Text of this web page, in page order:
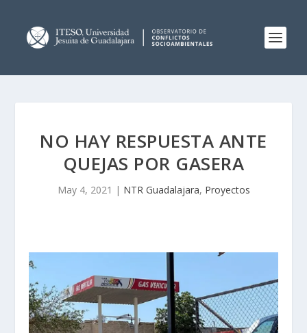
NO HAY RESPUESTA ANTE
QUEJAS POR GASERA
May 4, 2021 | NTR Guadalajara, Proyectos